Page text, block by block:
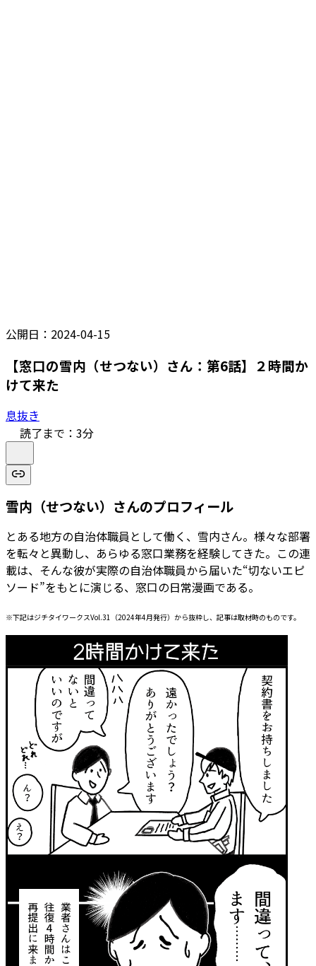
公開日： 2024-04-15
【窓口の雪内（せつない）さん：第6話】２時間か
けて来た
息抜き
読了まで： 3分
雪内（せつない）さんのプロフィール
とある地方の自治体職員として働く、雪内さん。様々な部署
を転々と異動し、あらゆる窓口業務を経験してきた。この連
載は、そんな彼が実際の自治体職員から届いた“切ないエピ
ソード”をもとに演じる、窓口の日常漫画である。
※下記はジチタイワークスVol.31（2024年4月発行）から抜粋し、記事は取材時のものです。